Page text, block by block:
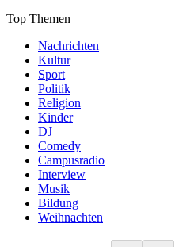
Top Themen
Nachrichten
Kultur
Sport
Politik
Religion
Kinder
DJ
Comedy
Campusradio
Interview
Musik
Bildung
Weihnachten